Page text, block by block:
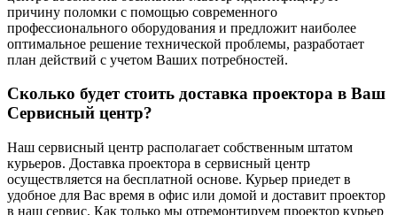
причину поломки с помощью современного
профессионального оборудования и предложит наиболее
оптимальное решение технической проблемы, разработает
план действий с учетом Ваших потребностей.
Сколько будет стоить доставка проектора в Ваш
Сервисный центр?
Наш сервисный центр располагает собственным штатом
курьеров. Доставка проектора в сервисный центр
осуществляется на бесплатной основе. Курьер приедет в
удобное для Вас время в офис или домой и доставит проектор
в наш сервис. Как только мы отремонтируем проектор курьер